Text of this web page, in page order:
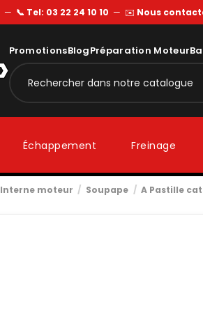
— 📞 Tel: 03 22 24 10 10 — ✉️ Nous
PromotionsBlogPréparation Moteur
Échappement Freinage
Interne moteur Soupape A Pastille